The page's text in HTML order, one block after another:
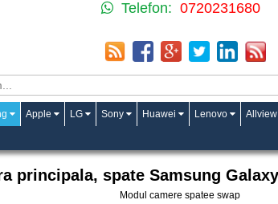
Telefon: 0720231680
Apple LG Sony Huawei Lenovo Allview
principala, spate Samsung
Modul camere spatee swap